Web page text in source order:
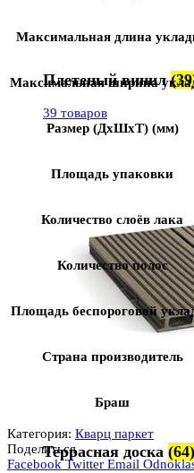
Плетеный винил
39 товаров
Террасная доска (64)
Максимальная длина
Максимальная ширина
Размер (ДхШхТ) (мм)
Площадь упаковки
Количество слоёв лака
Количество полос
Площадь беспороговой
Страна производитель
Браш
Категория: Кварц паркет
Поделиться
Facebook Twitter Email